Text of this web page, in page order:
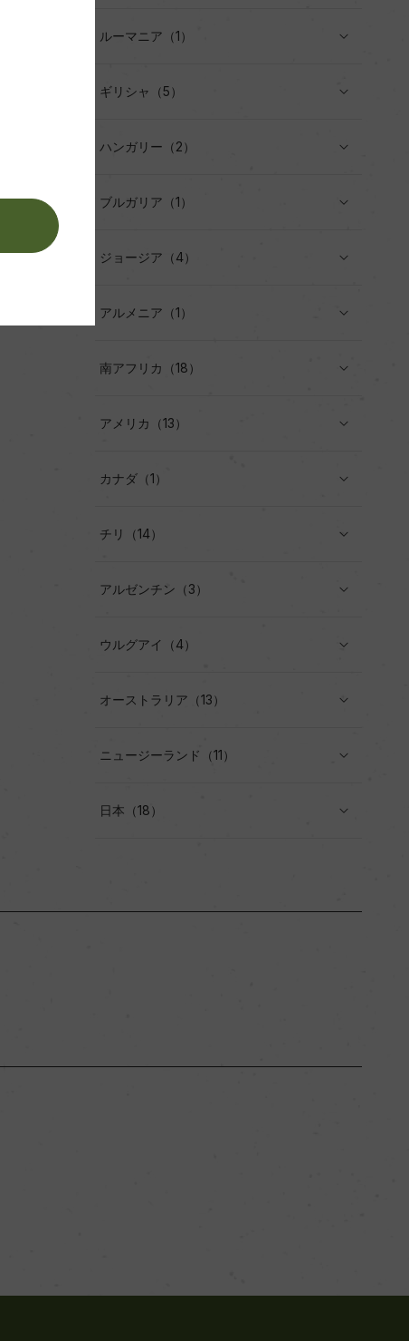
ルーマニア（1）
ギリシャ（5）
ハンガリー（2）
ブルガリア（1）
ジョージア（4）
アルメニア（1）
南アフリカ（18）
アメリカ（13）
カナダ（1）
チリ（14）
アルゼンチン（3）
ウルグアイ（4）
オーストラリア（13）
ニュージーランド（11）
日本（18）